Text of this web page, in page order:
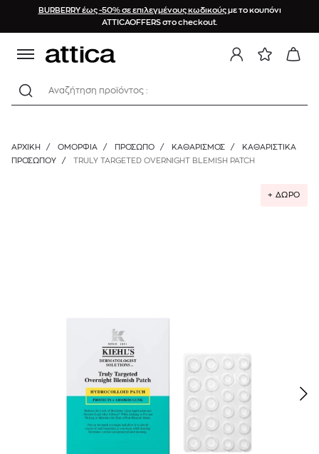
BURBERRY έως -50% σε επιλεγμένους κωδικούςμε το κουπόνι
ATTICAOFFERS στο checkout.
Αναζήτηση προϊόντος :
ΑΡΧΙΚΉ / ΟΜΟΡΦΙΑ / ΠΡΟΣΩΠΟ / ΚΑΘΑΡΙΣΜΌΣ /
ΚΑΘΑΡΙΣΤΙΚΆ
ΠΡΟΣΏΠΟΥ
/ TRULY TARGETED OVERNIGHT BLEMISH PATCH
+ ΔΩΡΟ